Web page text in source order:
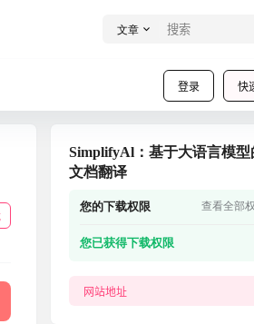
文章
登录 快
SimplifyAl：基于大语言模型
文档翻译
您的下载权限 查看全部
您已获得下载权限
网站地址